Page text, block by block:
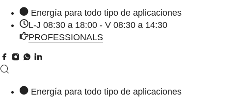
Energía para todo tipo de aplicaciones
L-J 08:30 a 18:00 - V 08:30 a 14:30
PROFESSIONALS
Energía para todo tipo de aplicaciones